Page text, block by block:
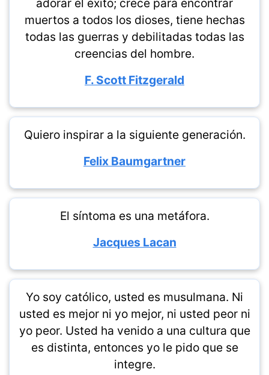
adorar el éxito; crece para encontrar
muertos a todos los dioses, tiene hechas
todas las guerras y debilitadas todas las
creencias del hombre.
F. Scott Fitzgerald
Quiero inspirar a la siguiente generación.
Felix Baumgartner
El síntoma es una metáfora.
Jacques Lacan
Yo soy católico, usted es musulmana. Ni
usted es mejor ni yo mejor, ni usted peor ni
yo peor. Usted ha venido a una cultura que
es distinta, entonces yo le pido que se
integre.